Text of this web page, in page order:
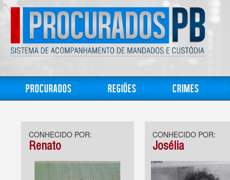
Procurados Regiões Crimes
CONHECIDO POR:
Renato
CONHECIDO POR:
Josélia